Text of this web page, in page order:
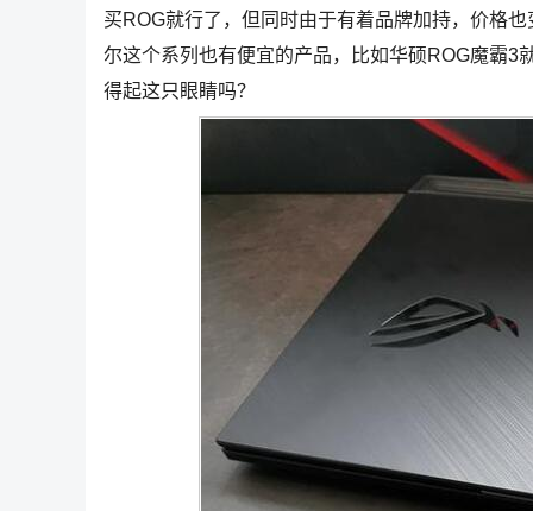
买ROG就行了，但同时由于有着品牌加持，价格
尔这个系列也有便宜的产品，比如华硕ROG魔霸3
得起这只眼睛吗？